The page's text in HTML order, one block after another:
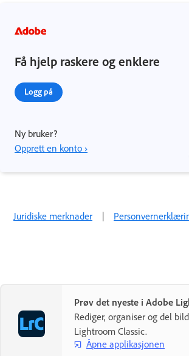
Få hjelp raskere og enklere
Logg på
Ny bruker?
Opprett en konto ›
Juridiske merknader |
Prøv det nyeste i Adobe
Rediger, organiser og del
Lightroom Classic.
Åpne applikasjonen